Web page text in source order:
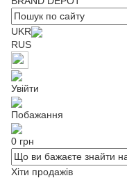
UKR
RUS
Увійти
Побажання
0 грн
Хіти продажів